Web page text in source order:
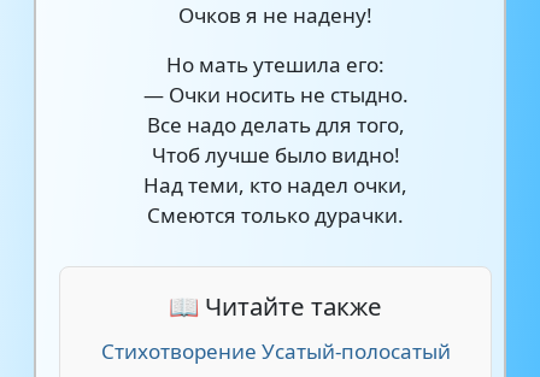
Очков я не надену!
Но мать утешила его:
— Очки носить не стыдно.
Все надо делать для того,
Чтоб лучше было видно!
Над теми, кто надел очки,
Смеются только дурачки.
📖 Читайте также
Стихотворение Усатый-полосатый